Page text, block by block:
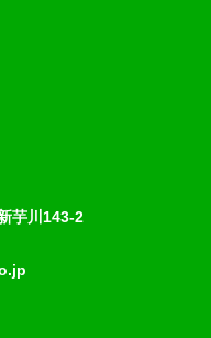
芋川143-2